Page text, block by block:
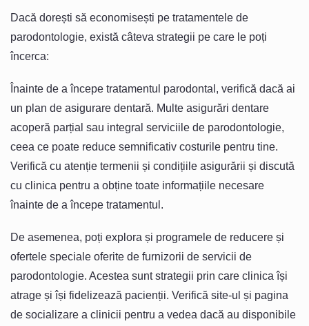
Dacă dorești să economisești pe tratamentele de
parodontologie, există câteva strategii pe care le poți
încerca:
Înainte de a începe tratamentul parodontal, verifică dacă ai
un plan de asigurare dentară. Multe asigurări dentare
acoperă parțial sau integral serviciile de parodontologie,
ceea ce poate reduce semnificativ costurile pentru tine.
Verifică cu atenție termenii și condițiile asigurării și discută
cu clinica pentru a obține toate informațiile necesare
înainte de a începe tratamentul.
De asemenea, poți explora și programele de reducere și
ofertele speciale oferite de furnizorii de servicii de
parodontologie. Acestea sunt strategii prin care clinica își
atrage și își fidelizează pacienții. Verifică site-ul și pagina
de socializare a clinicii pentru a vedea dacă au disponibile